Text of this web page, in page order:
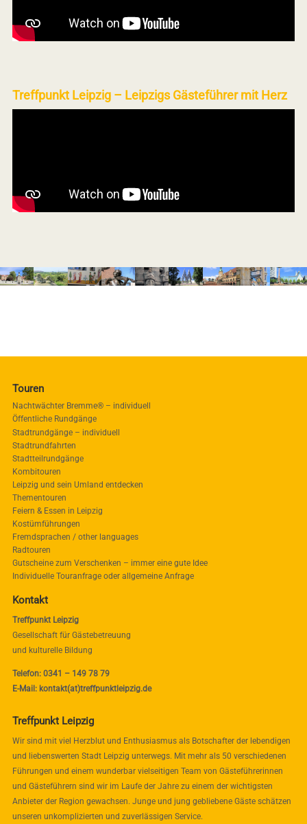
Treffpunkt Leipzig – Leipzigs Gästeführer mit Herz
Touren
Nachtwächter Bremme® – individuell
Öffentliche Rundgänge
Stadtrundgänge – individuell
Stadtrundfahrten
Stadtteilrundgänge
Kombitouren
Leipzig und sein Umland entdecken
Thementouren
Feiern & Essen in Leipzig
Kostümführungen
Fremdsprachen / other languages
Radtouren
Gutscheine zum Verschenken – immer eine gute Idee
Individuelle Touranfrage oder allgemeine Anfrage
Kontakt
Treffpunkt Leipzig
Gesellschaft für Gästebetreuung
und kulturelle Bildung
Telefon: 0341 – 149 78 79
E-Mail: kontakt(at)treffpunktleipzig.de
Treffpunkt Leipzig
Wir sind mit viel Herzblut und Enthusiasmus als Botschafter der lebendigen
und liebenswerten Stadt Leipzig unterwegs. Mit mehr als 50 verschiedenen
Führungen und einem wunderbar vielseitigen Team von Gästeführerinnen
und Gästeführern sind wir im Laufe der Jahre zu einem der wichtigsten
Anbieter der Region gewachsen. Junge und jung gebliebene Gäste schätzen
unseren unkomplizierten und zuverlässigen Service.